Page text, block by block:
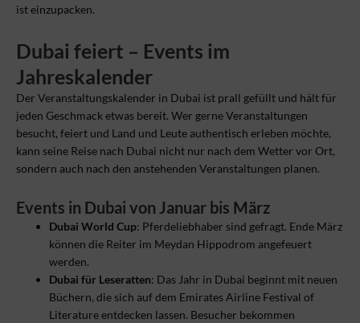
ist einzupacken.
Dubai feiert – Events im
Jahreskalender
Der Veranstaltungskalender in Dubai ist prall gefüllt und hält für
jeden Geschmack etwas bereit. Wer gerne Veranstaltungen
besucht, feiert und Land und Leute authentisch erleben möchte,
kann seine Reise nach Dubai nicht nur nach dem Wetter vor Ort,
sondern auch nach den anstehenden Veranstaltungen planen.
Events in Dubai von Januar bis März
Dubai World Cup: Pferdeliebhaber sind gefragt. Ende März
können die Reiter im Meydan Hippodrom angefeuert
werden.
Dubai für Leseratten: Das Jahr in Dubai beginnt mit neuen
Büchern, die sich auf dem Emirates Airline Festival of
Literature entdecken lassen. Besucher bekommen